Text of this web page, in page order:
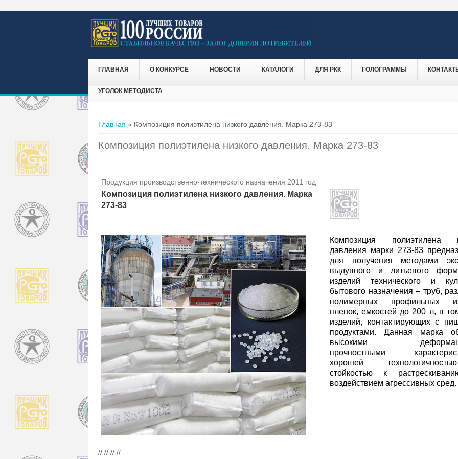
ГЛАВНАЯ О КОНКУРСЕ НОВОСТИ КАТАЛОГИ ДЛЯ РКК ГОЛОГРАММЫ
УГОЛОК МЕТОДИСТА
Вы здесь
Главная » Композиция полиэтилена низкого давления. Марка 273-83
Композиция полиэтилена низкого давления. Марка 273-83
Продукция производственно-технического назначения 2011 год
Композиция полиэтилена низкого давления. Марка
273-83
Композиция полиэтилена
давления марки 273-83
для получения методами
выдувного и литьевого
изделий технического и
бытового назначения – труб,
полимерных профильных
пленок, емкостей до 200 л, в
изделий, контактирующих с
продуктами. Данная марка
высокими
прочностными
хорошей
стойкостью к
воздействием агрессивных сред.
// // // //